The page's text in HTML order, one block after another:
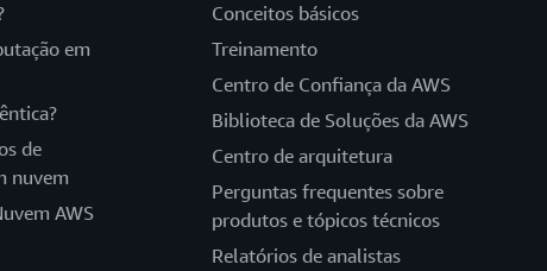
em
de
nuvem
AWS
Conceitos básicos
Treinamento
Centro de Confiança da AWS
Biblioteca de Soluções da AWS
Centro de arquitetura
Perguntas frequentes sobre
produtos e tópicos técnicos
Relatórios de analistas